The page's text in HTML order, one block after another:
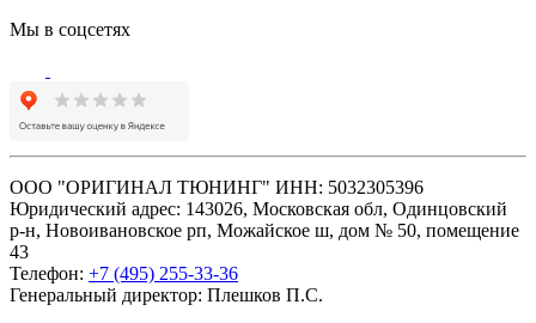
Мы в соцсетях
ООО "ОРИГИНАЛ ТЮНИНГ" ИНН: 5032305396
Юридический адрес: 143026, Московская обл, Одинцовский
р-н, Новоивановское рп, Можайское ш, дом № 50, помещение
43
Телефон: +7 (495) 255-33-36
Генеральный директор: Плешков П.С.